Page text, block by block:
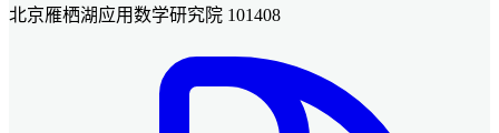
北京雁栖湖应用数学研究院 101408